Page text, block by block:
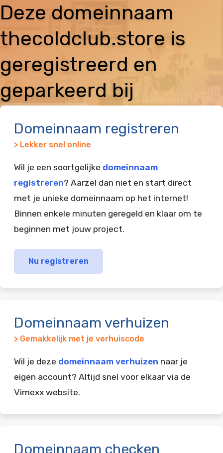
Deze domeinnaam
thecoldclub.store is
geregistreerd en
geparkeerd bij
Domeinnaam registreren
> Lekker snel online
Wil je een soortgelijke domeinnaam
registreren? Aarzel dan niet en start direct
met je unieke domeinnaam op het internet!
Binnen enkele minuten geregeld en klaar om te
beginnen met jouw project.
Nu registreren
Domeinnaam verhuizen
> Gemakkelijk met je verhuiscode
Wil je deze domeinnaam verhuizen naar je
eigen account? Altijd snel voor elkaar via de
Vimexx website.
Domeinnaam checken